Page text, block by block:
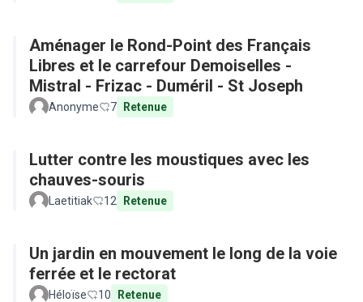
Aménager le Rond-Point des Français
Libres et le carrefour Demoiselles -
Mistral - Frizac - Duméril - St Joseph
Anonyme 7 Retenue
Lutter contre les moustiques avec les
chauves-souris
Laetitiak 12 Retenue
Un jardin en mouvement le long de la voie
ferrée et le rectorat
Héloïse 10 Retenue